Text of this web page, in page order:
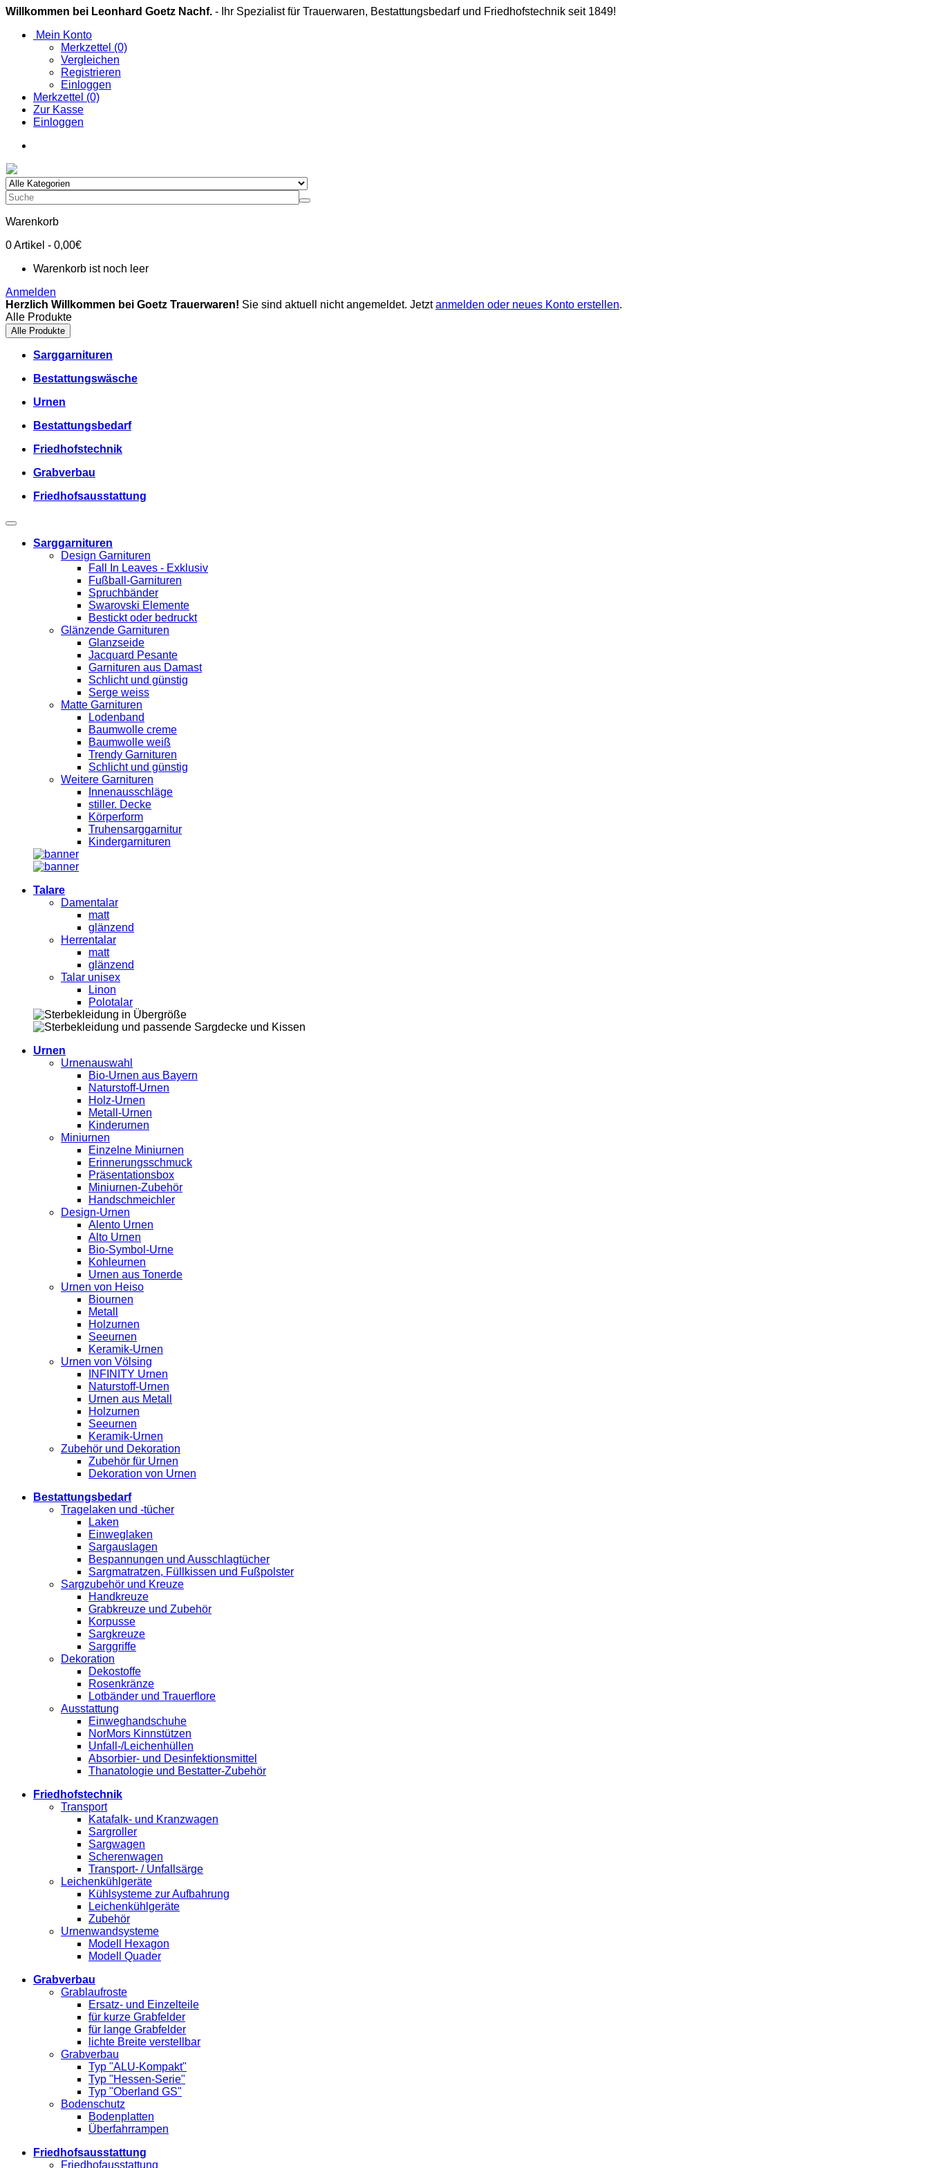
Willkommen bei Leonhard Goetz Nachf. - Ihr Spezialist für Trauerwaren, Bestattungsbedarf und Friedhofstechnik seit 1849!
Mein Konto
Merkzettel (0)
Vergleichen
Registrieren
Einloggen
Merkzettel (0)
Zur Kasse
Einloggen
Warenkorb
0Artikel - 0,00€
Warenkorb ist noch leer
Anmelden
Herzlich Willkommen bei Goetz Trauerwaren! Sie sind aktuell nicht angemeldet. Jetztanmelden oder neues Konto erstellen.
Alle Produkte
Alle Produkte
Sarggarnituren
Bestattungswäsche
Urnen
Bestattungsbedarf
Friedhofstechnik
Grabverbau
Friedhofsausstattung
Sarggarnituren
Design Garnituren
Fall In Leaves - Exklusiv
Fußball-Garnituren
Spruchbänder
Swarovski Elemente
Bestickt oder bedruckt
Glänzende Garnituren
Glanzseide
Jacquard Pesante
Garnituren aus Damast
Schlicht und günstig
Serge weiss
Matte Garnituren
Lodenband
Baumwolle creme
Baumwolle weiß
Trendy Garnituren
Schlicht und günstig
Weitere Garnituren
Innenausschläge
stiller. Decke
Körperform
Truhensarggarnitur
Kindergarnituren
Talare
Damentalar
matt
glänzend
Herrentalar
matt
glänzend
Talar unisex
Linon
Polotalar
Urnen
Urnenauswahl
Bio-Urnen aus Bayern
Naturstoff-Urnen
Holz-Urnen
Metall-Urnen
Kinderurnen
Miniurnen
Einzelne Miniurnen
Erinnerungsschmuck
Präsentationsbox
Miniurnen-Zubehör
Handschmeichler
Design-Urnen
Alento Urnen
Alto Urnen
Bio-Symbol-Urne
Kohleurnen
Urnen aus Tonerde
Urnen von Heiso
Biournen
Metall
Holzurnen
Seeurnen
Keramik-Urnen
Urnen von Völsing
INFINITY Urnen
Naturstoff-Urnen
Urnen aus Metall
Holzurnen
Seeurnen
Keramik-Urnen
Zubehör und Dekoration
Zubehör für Urnen
Dekoration von Urnen
Bestattungsbedarf
Tragelaken und -tücher
Laken
Einweglaken
Sargauslagen
Bespannungen und Ausschlagtücher
Sargmatratzen, Füllkissen und Fußpolster
Sargzubehör und Kreuze
Handkreuze
Grabkreuze und Zubehör
Korpusse
Sargkreuze
Sarggriffe
Dekoration
Dekostoffe
Rosenkränze
Lotbänder und Trauerflore
Ausstattung
Einweghandschuhe
NorMors Kinnstützen
Unfall-/Leichenhüllen
Absorbier- und Desinfektionsmittel
Thanatologie und Bestatter-Zubehör
Friedhofstechnik
Transport
Katafalk- und Kranzwagen
Sargroller
Sargwagen
Scherenwagen
Transport- / Unfallsärge
Leichenkühlgeräte
Kühlsysteme zur Aufbahrung
Leichenkühlgeräte
Zubehör
Urnenwandsysteme
Modell Hexagon
Modell Quader
Grabverbau
Grablaufroste
Ersatz- und Einzelteile
für kurze Grabfelder
für lange Grabfelder
lichte Breite verstellbar
Grabverbau
Typ "ALU-Kompakt"
Typ "Hessen-Serie"
Typ "Oberland GS"
Bodenschutz
Bodenplatten
Überfahrrampen
Friedhofsausstattung
Friedhofausstattung